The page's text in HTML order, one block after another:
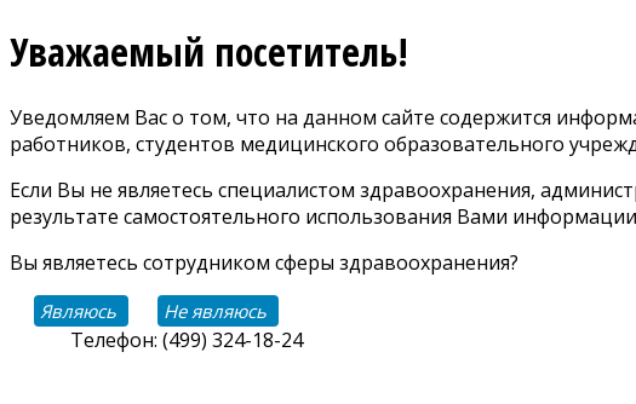
Уважаемый посетитель!
Уведомляем Вас о том, что на данном сайте содержится
работников, студентов медицинского образовательного
Если Вы не являетесь специалистом здравоохранения,
результате самостоятельного использования Вами
Вы являетесь сотрудником сферы здравоохранения?
Являюсь Не являюсь
Телефон: (499) 324-18-24